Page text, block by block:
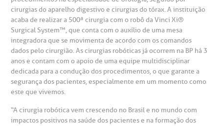
Saiba mais
Endereço:
R. Martiniano de Carvalho, 965
CEP: 01323-001 | Bela Vista
a BP
Conosco
de Benchmarking
Cirurgia
frequentes
cirurgias do aparelho digestivo e cirurgias do tórax. A instituição
acaba de realizar a 500ª cirurgia com o robô da Vinci Xi®️
Surgical System™️, que conta com o auxílio de uma mesa
integradora que se movimenta de acordo com os comandos
dados pelo cirurgião. As cirurgias robóticas já ocorrem na BP há 3
anos e contam com o apoio de uma equipe multidisciplinar
dedicada para a condução dos procedimentos, o que garante a
segurança dos pacientes, especialmente em um momento como
este que vivemos.
“A cirurgia robótica vem crescendo no Brasil e no mundo com
impactos positivos na saúde dos pacientes e na formação dos